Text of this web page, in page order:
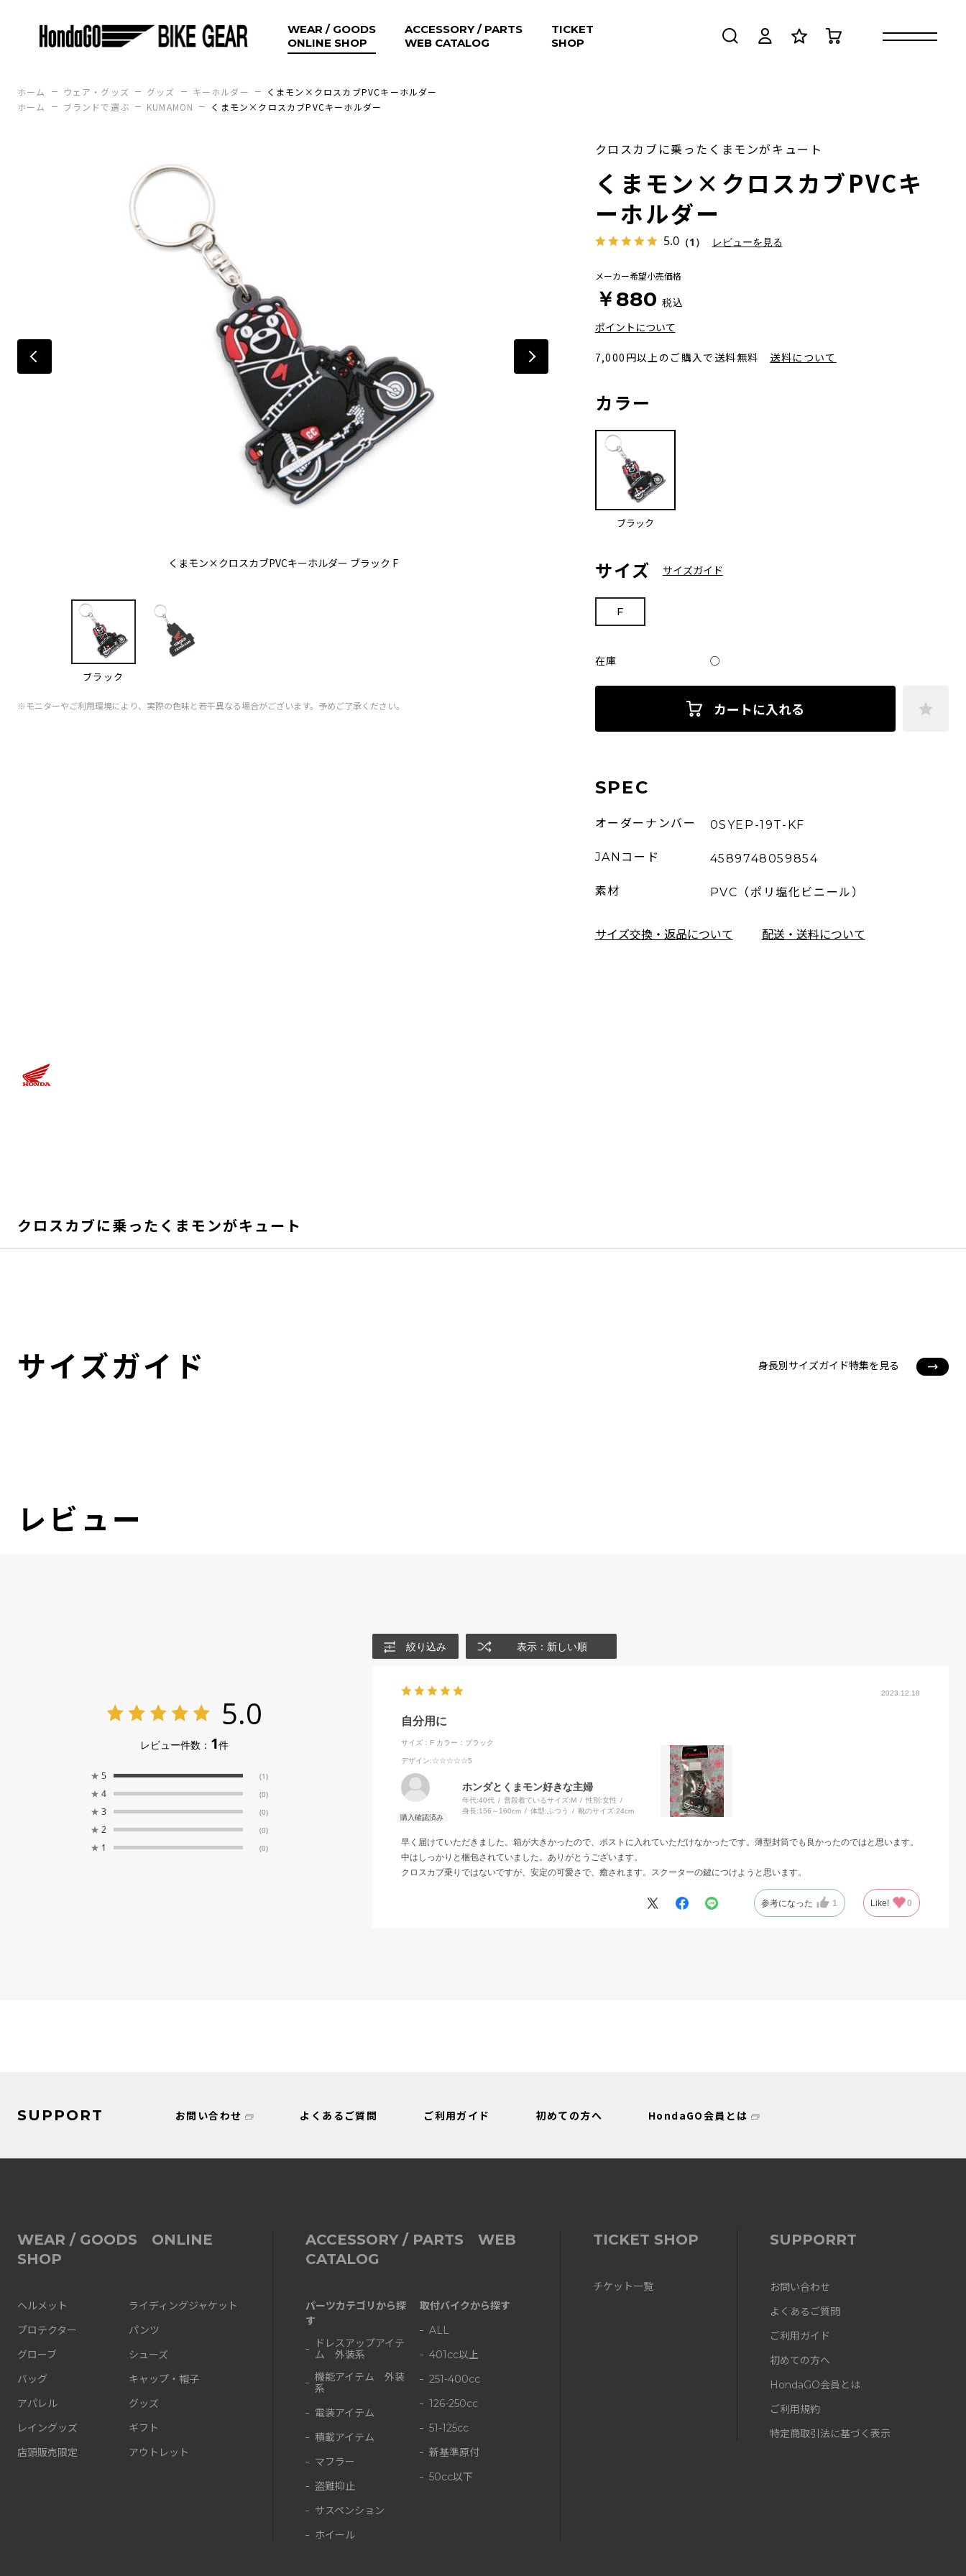
WEAR / GOODS
ONLINE SHOP
ACCESSORY / PARTS
WEB CATALOG
TICKET
SHOP
検索 ログイン お気に入り
ホーム ウェア・グッズ グッズ キーホルダー
くまモン×クロスカブPVCキーホルダー
ホーム
ブランドで選ぶ KUMAMON くまモン×クロスカブPVCキーホルダー
くまモン×クロスカブPVCキーホルダー ブラック F
ブラック
※モニターやご利用環境により、実際の色味と若干異なる場合がございます。予めご了承ください。
クロスカブに乗ったくまモンがキュート
くまモン×クロスカブPVCキ
ーホルダー
5.0（1） レビューを見る
メーカー希望小売価格
￥880 税込
ポイントについて
7,000円以上のご購入で送料無料 送料について
カラー
ブラック
サイズ サイズガイド
F
在庫 ○
カートに入れる
SPEC
オーダーナンバー 0SYEP-19T-KF
JANコード 4589748059854
素材 PVC（ポリ塩化ビニール）
サイズ交換・返品について 配送・送料について
クロスカブに乗ったくまモンがキュート
サイズガイド 身長別サイズガイド特集を見る
レビュー
5.0
レビュー件数： 1件
★ 5 (1)
★ 4 (0)
★ 3 (0)
★ 2 (0)
★ 1 (0)
絞り込み 表示：新しい順
2023.12.18
自分用に
サイズ：F カラー：ブラック
デザイン:☆☆☆☆☆5
ホンダとくまモン好きな主婦
年代:40代 普段着ているサイズ:M 性別:女性
身長:156～160cm 体型: ふつう 靴のサイズ:24cm
早く届けていただきました。箱が大きかったので、ポストに入れていただけなかったです。薄型封筒でも良かったのではと思います。
中はしっかりと梱包されていました。ありがとうございます。
クロスカブ乗りではないですが、安定の可愛さで、癒されます。スクーターの鍵につけようと思います。
参考になった 1 Like! 0
SUPPORT お問い合わせ よくあるご質問 ご利用ガイド 初めての方へ HondaGO会員とは
WEAR / GOODS ONLINE
SHOP
ヘルメット
ライディングジャケット
プロテクター
パンツ
グローブ
シューズ
バッグ
キャップ・帽子
アパレル
グッズ
レイングッズ
ギフト
店頭販売限定
アウトレット
ACCESSORY / PARTS WEB
CATALOG
パーツカテゴリから探
す
ドレスアップアイテ
ム 外装系
機能アイテム 外装
系
電装アイテム
積載アイテム
マフラー
盗難抑止
サスペンション
ホイール
取付バイクから探す
ALL
401cc以上
251-400cc
126-250cc
51-125cc
新基準原付
50cc以下
TICKET SHOP
チケット一覧
SUPPORRT
お問い合わせ
よくあるご質問
ご利用ガイド
初めての方へ
HondaGO会員とは
ご利用規約
特定商取引法に基づく表示